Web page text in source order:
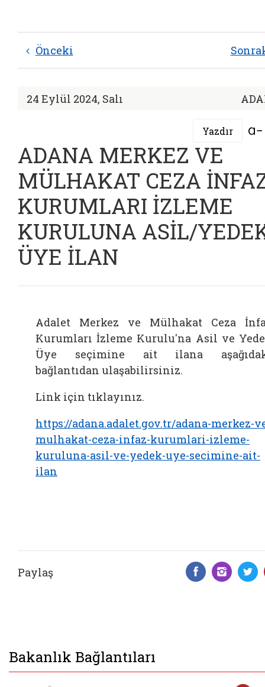
Önceki
24 Eylül 2024, Salı
Yazdır
ADANA MERKEZ VE
MÜLHAKAT CEZA
KURUMLARI İZLEME
KURULUNA ASİL/
ÜYE İLAN
Adalet Merkez ve Mülhakat Ceza
Kurumları İzleme Kurulu'na Asil ve
Üye seçimine ait ilana
bağlantıdan ulaşabilirsiniz.
Link için tıklayınız.
https://adana.adalet.gov.tr/adana-merkez-
mulhakat-ceza-infaz-kurumlari-izleme-
kuruluna-asil-ve-yedek-uye-secimine-ait-
ilan
Paylaş
Bakanlık Bağlantıları